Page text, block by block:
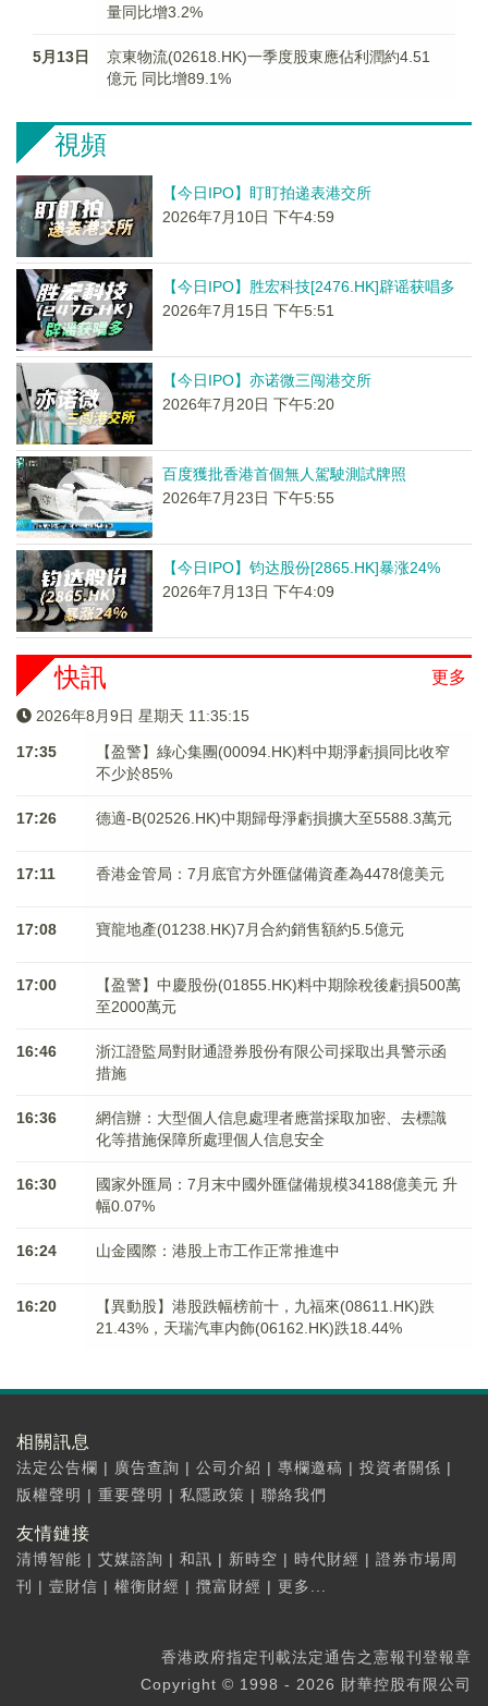
量同比增3.2%
5月13日
京東物流(02618.HK)一季度股東應佔利潤約4.51
億元 同比增89.1%
視頻
【今日IPO】盯盯拍递表港交所
2026年7月10日 下午4:59
【今日IPO】胜宏科技[2476.HK]辟谣获唱多
2026年7月15日 下午5:51
【今日IPO】亦诺微三闯港交所
2026年7月20日 下午5:20
百度獲批香港首個無人駕駛測試牌照
2026年7月23日 下午5:55
【今日IPO】钧达股份[2865.HK]暴涨24%
2026年7月13日 下午4:09
更多
快訊
2026年8月9日 星期天 11:35:16
17:35
【盈警】綠心集團(00094.HK)料中期淨虧損同比收窄
不少於85%
17:26 德適-B(02526.HK)中期歸母淨虧損擴大至5588.3萬元
17:11 香港金管局：7月底官方外匯儲備資產為4478億美元
17:08 寶龍地產(01238.HK)7月合約銷售額約5.5億元
17:00
【盈警】中慶股份(01855.HK)料中期除稅後虧損500萬
至2000萬元
16:46
浙江證監局對財通證券股份有限公司採取出具警示函
措施
16:36
網信辦：大型個人信息處理者應當採取加密、去標識
化等措施保障所處理個人信息安全
16:30
國家外匯局：7月末中國外匯儲備規模34188億美元 升
幅0.07%
16:24 山金國際：港股上市工作正常推進中
16:20
【異動股】港股跌幅榜前十，九福來(08611.HK)跌
21.43%，天瑞汽車内飾(06162.HK)跌18.44%
相關訊息
法定公告欄 | 廣告查詢 | 公司介紹 | 專欄邀稿 | 投資者關係 |
版權聲明 | 重要聲明 | 私隱政策 | 聯絡我們
友情鏈接
清博智能 | 艾媒諮詢 | 和訊 | 新時空 | 時代財經 | 證券市場周
刊
| 壹財信 | 權衡財經 | 攬富財經 | 更多...
香港政府指定刊載法定通告之憲報刊登報章
Copyright © 1998 - 2026 財華控股有限公司